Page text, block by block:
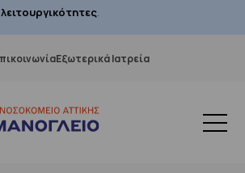
λειτουργικότητες.
Εξωτερικά Ιατρεία